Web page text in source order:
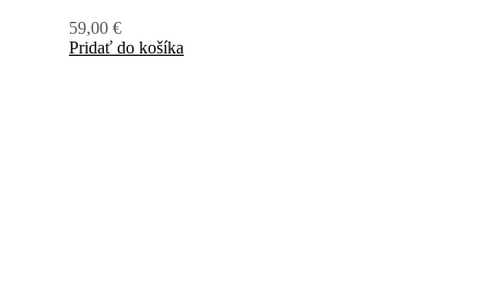
59,00 €
Pridať do košíka